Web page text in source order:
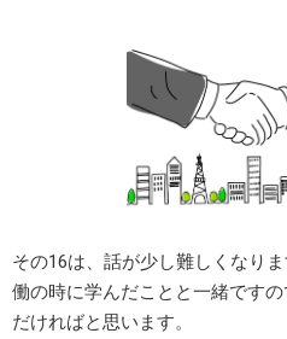
その16は、話が少し難しくなり
働の時に学んだことと一緒です
だければと思います。